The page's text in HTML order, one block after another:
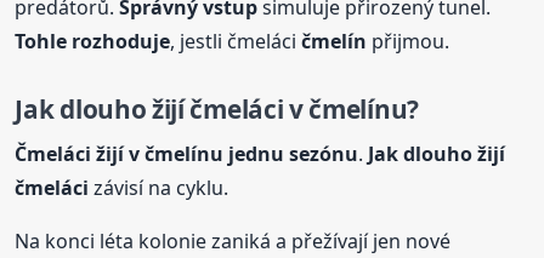
predátorů.Správný vstupsimuluje přirozený tunel.
Tohle rozhoduje, jestli čmelácičmelín přijmou.
Jak dlouho žijí čmeláci včmelínu?
Čmeláci žijí včmelínu jednu sezónu. Jak dlouho žijí
čmeláci závisí na cyklu.
Na konci léta kolonie zaniká a přežívají jen nové